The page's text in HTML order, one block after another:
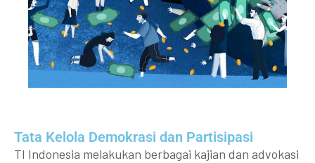
Tata Kelola Demokrasi dan Partisipasi​
TI Indonesia melakukan berbagai kajian dan advokasi